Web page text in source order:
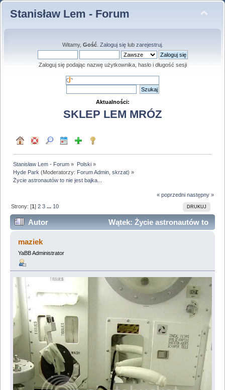
Stanisław Lem - Forum
Witamy, Gość. Zaloguj sięlub zarejestruj.
Zaloguj się podając nazwę użytkownika, hasło i długość sesji
Aktualności:
SKLEP LEM MRÓZ
Stanisław Lem - Forum » Polski»
Hyde Park (Moderatorzy: Forum Admin ,skrzat) »
Życie astronautów to nie jest bajka...
« poprzedni następny »
DRUKUJ
Strony: [1]2 3 ... 10
Autor
Wątek: Życie astronautów to
nie jest bajka... (Przeczytany 314267 razy)
maziek
YaBB Administrator